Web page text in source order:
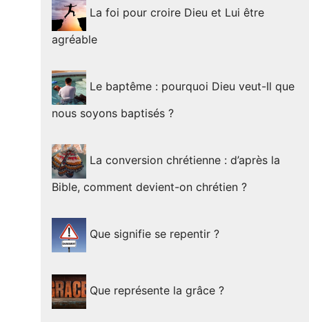
La foi pour croire Dieu et Lui être
agréable
Le baptême : pourquoi Dieu veut-Il que
nous soyons baptisés ?
La conversion chrétienne : d’après la
Bible, comment devient-on chrétien ?
Que signifie se repentir ?
Que représente la grâce ?